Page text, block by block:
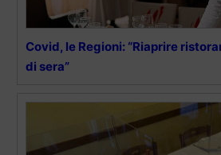
Covid, le Regioni: “Riaprire
di sera”